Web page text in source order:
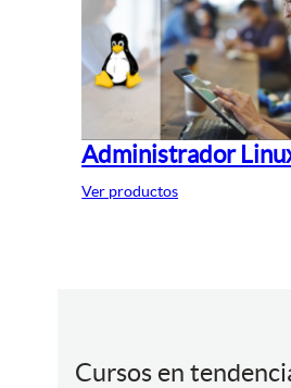
Administrador
Ver productos
Cursos en